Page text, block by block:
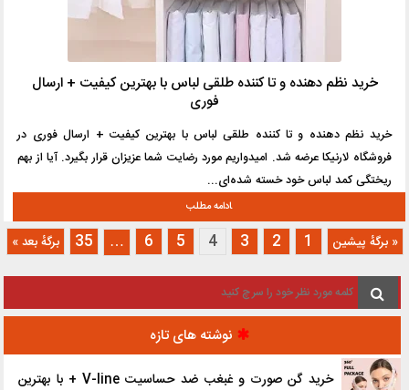
خرید نظم دهنده و تا کننده طلقی لباس با بهترین کیفیت + ارسال
فوری
خرید نظم دهنده و تا کننده طلقی لباس با بهترین کیفیت + ارسال فوری در
فروشگاه لارنیکا عرضه شد. امیدواریم مورد رضایت شما عزیزان قرار بگیرد. آیا از بهم
ریختگی کمد لباس خود خسته شده‌ای...
« برگه‌ٔ پیشین 1
2
3
4
5
6
…
35 برگهٔ بعد »
نوشته های تازه
خرید گن صورت و غبغب ضد حساسیت V-line + با بهترین